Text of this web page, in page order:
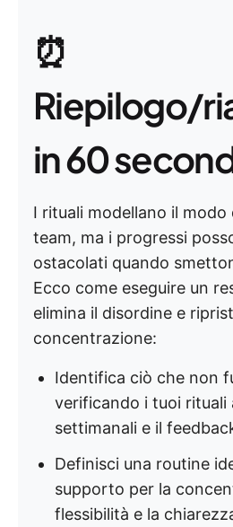
⏰
Riepilogo/
in 60
I rituali modellano il
team, ma i progressi
ostacolati quando
Ecco come eseguire un
elimina il disordine e
concentrazione:
Identifica ciò che non
verificando i tuoi rituali
settimanali e il
Definisci una routine
supporto per la
flessibilità e la